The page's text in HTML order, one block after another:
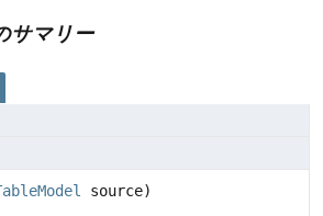
サマリー
source)